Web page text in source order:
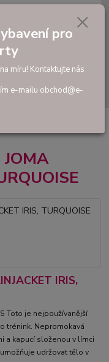
Hledat
0,00 Kč
IRIS,
Toto je nejpoužívanější
trénink. Nepromokavá
a kapucí složenou v límci
udržovat tělo v
pro
míru! Kontaktujte nás
e-mailu obchod@e-